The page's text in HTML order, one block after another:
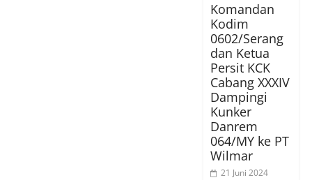
Komandan
Kodim
0602/Serang
dan Ketua
Persit KCK
Cabang XXXIV
Dampingi
Kunker
Danrem
064/MY ke PT
Wilmar
21 Juni 2024